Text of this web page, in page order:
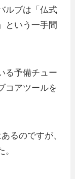
ルブは「仏式
という一手間
る予備チュー
コアツールを
るのですが、